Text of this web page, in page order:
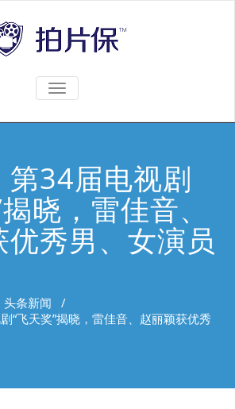
TOGGLE
第34届电视剧
晓，雷佳音、
优秀男、女演员
头条新闻 /
“飞天奖”揭晓，雷佳音、赵丽颖获优秀